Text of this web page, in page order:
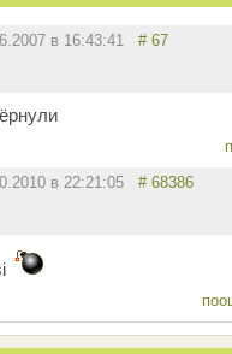
в 16:43:41 # 67
в 22:21:05 # 68386